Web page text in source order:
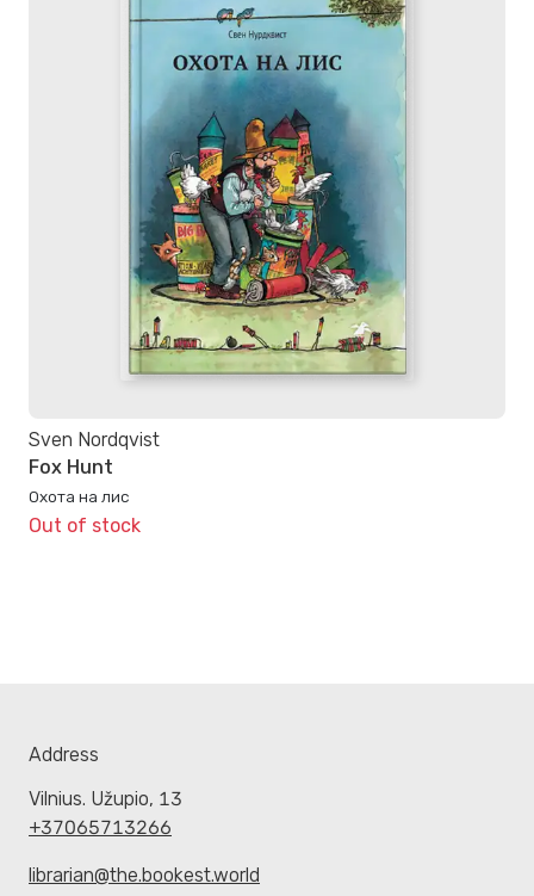
Sven Nordqvist
Fox Hunt
Охота на лис
Out of stock
Address
Vilnius. Užupio, 13
+37065713266
librarian@the.bookest.world